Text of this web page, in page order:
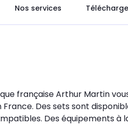
Nos services
française Arthur Martin
Des sets sont
Des équipements à